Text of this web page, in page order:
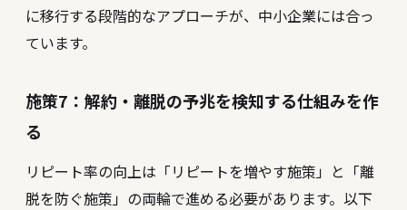
に移行する段階的なアプローチが、中小企業には合っ
ています。
施策7：解約・離脱の予兆を検知する仕組みを作
る
リピート率の向上は「リピートを増やす施策」と「離
脱を防ぐ施策」の両輪で進める必要があります。以下